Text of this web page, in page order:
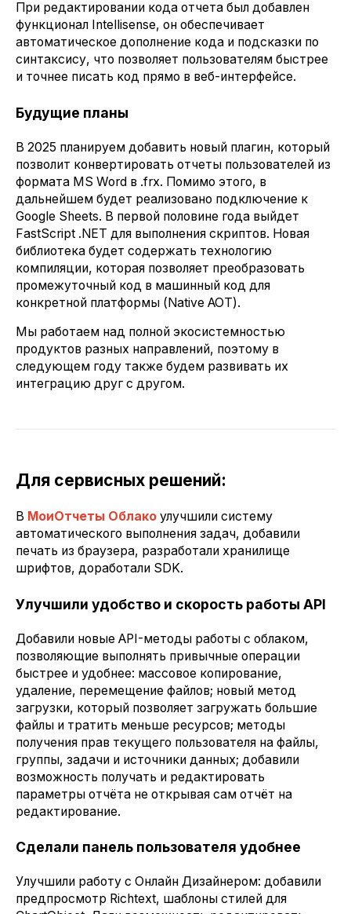
При редактировании кода отчета был добавлен
функционал Intellisense, он обеспечивает
автоматическое дополнение кода и подсказки по
синтаксису, что позволяет пользователям быстрее
и точнее писать код прямо в веб-интерфейсе.
Будущие планы
В 2025 планируем добавить новый плагин, который
позволит конвертировать отчеты пользователей из
формата MS Word в .frx. Помимо этого, в
дальнейшем будет реализовано подключение к
Google Sheets. В первой половине года выйдет
FastScript .NET для выполнения скриптов. Новая
библиотека будет содержать технологию
компиляции, которая позволяет преобразовать
промежуточный код в машинный код для
конкретной платформы (Native AOT).
Мы работаем над полной экосистемностью
продуктов разных направлений, поэтому в
следующем году также будем развивать их
интеграцию друг с другом.
Для сервисных решений:
В МоиОтчеты Облако улучшили систему
автоматического выполнения задач, добавили
печать из браузера, разработали хранилище
шрифтов, доработали SDK.
Улучшили удобство и скорость работы API
Добавили новые API-методы работы с облаком,
позволяющие выполнять привычные операции
быстрее и удобнее: массовое копирование,
удаление, перемещение файлов; новый метод
загрузки, который позволяет загружать большие
файлы и тратить меньше ресурсов; методы
получения прав текущего пользователя на файлы,
группы, задачи и источники данных; добавили
возможность получать и редактировать
параметры отчёта не открывая сам отчёт на
редактирование.
Сделали панель пользователя удобнее
Улучшили работу с Онлайн Дизайнером: добавили
предпросмотр Richtext, шаблоны стилей для